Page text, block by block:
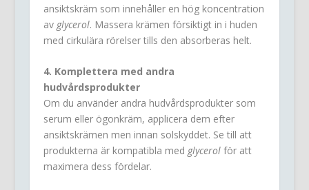
ansiktskräm som innehåller en hög koncentration
av glycerol. Massera krämen försiktigt in i huden
med cirkulära rörelser tills den absorberas helt.
4. Komplettera med andra
hudvårdsprodukter
Om du använder andra hudvårdsprodukter som
serum eller ögonkräm, applicera dem efter
ansiktskrämen men innan solskyddet. Se till att
produkterna är kompatibla med glycerolför att
maximera dess fördelar.